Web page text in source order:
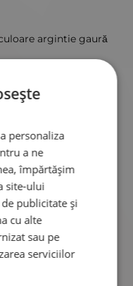
argintie gaură
personaliza
a ne
împărtășim
site-ului
publicitate și
cu alte
sau pe
serviciilor